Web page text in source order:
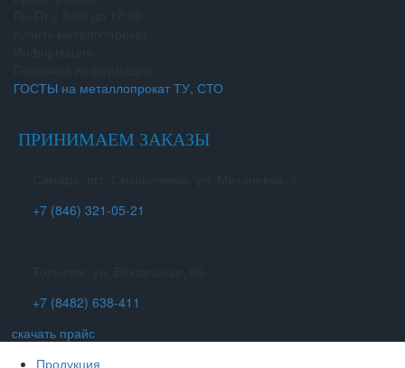
ГОСТЫ на металлопрокат ТУ, СТО
ПРИНИМАЕМ ЗАКАЗЫ
+7 (846) 321-05-21
+7 (8482) 638-411
скачать прайс
Продукция